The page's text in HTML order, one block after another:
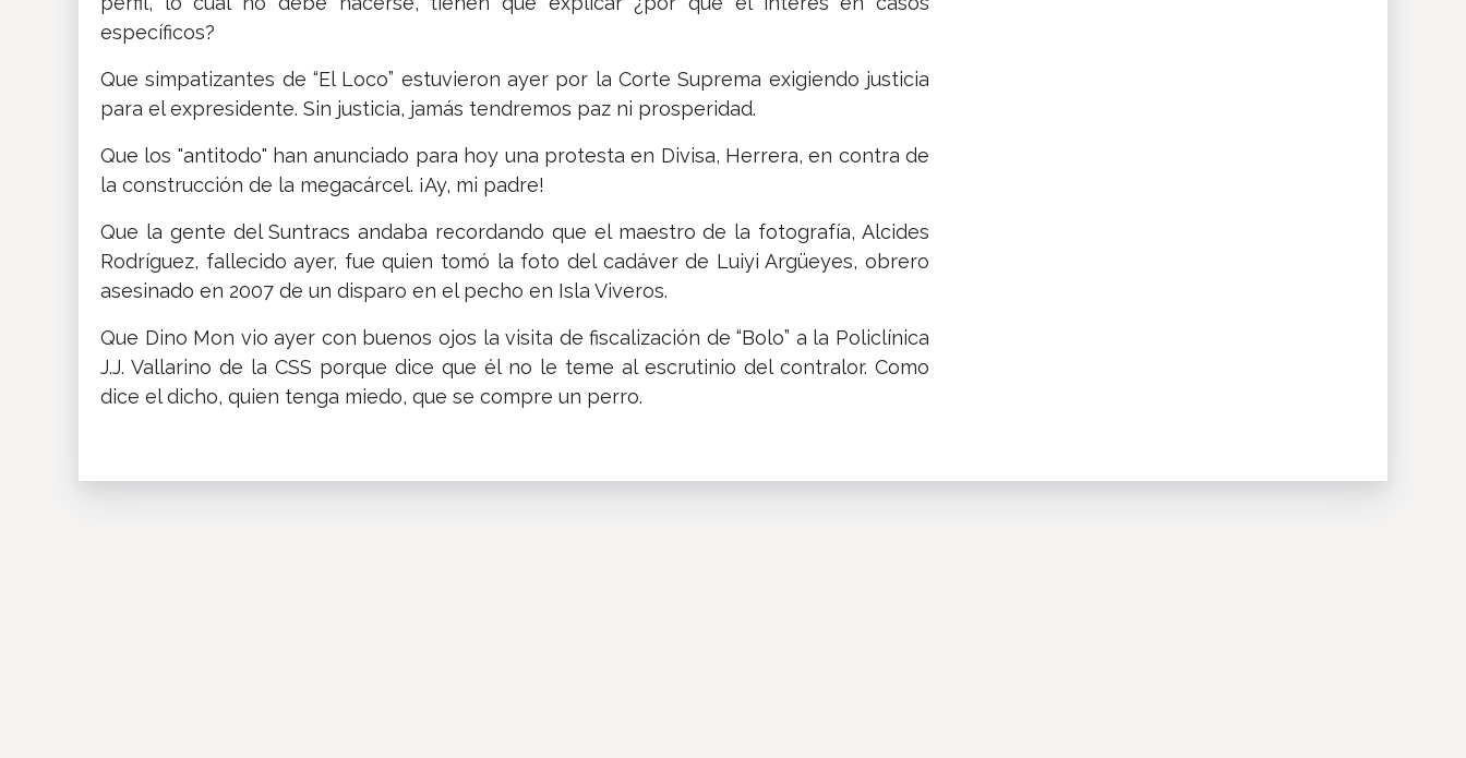
específicos?
Que simpatizantes de “El Loco” estuvieron ayer por la Corte Suprema exigiendo justicia
para el expresidente. Sin justicia, jamás tendremos paz ni prosperidad.
Que los "antitodo" han anunciado para hoy una protesta en Divisa, Herrera, en contra de
la construcción de la megacárcel. ¡Ay, mi padre!
Que la gente del Suntracs andaba recordando que el maestro de la fotografía, Alcides
Rodríguez, fallecido ayer, fue quien tomó la foto del cadáver de Luiyi Argüeyes, obrero
asesinado en 2007 de un disparo en el pecho en Isla Viveros.
Que Dino Mon vio ayer con buenos ojos la visita de fiscalización de “Bolo” a la Policlínica
J.J. Vallarino de la CSS porque dice que él no le teme al escrutinio del contralor. Como
dice el dicho, quien tenga miedo, que se compre un perro.